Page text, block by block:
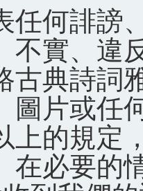
任何誹謗
不實、違
古典詩詞
圖片或任
上的規定
在必要的